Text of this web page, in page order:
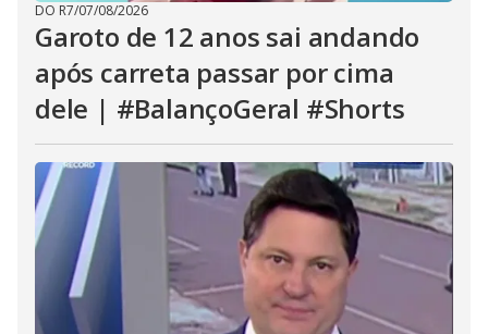
DO R7/07/08/2026
Garoto de 12 anos sai andando
após carreta passar por cima
dele | #BalançoGeral #Shorts